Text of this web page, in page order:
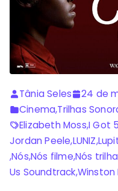
Tânia Seles
24 de
Cinema,Trilhas
Elizabeth Moss,I Got
Jordan Peele,LUNIZ,
,Nós,Nós filme,Nós
Us Soundtrack,Winston